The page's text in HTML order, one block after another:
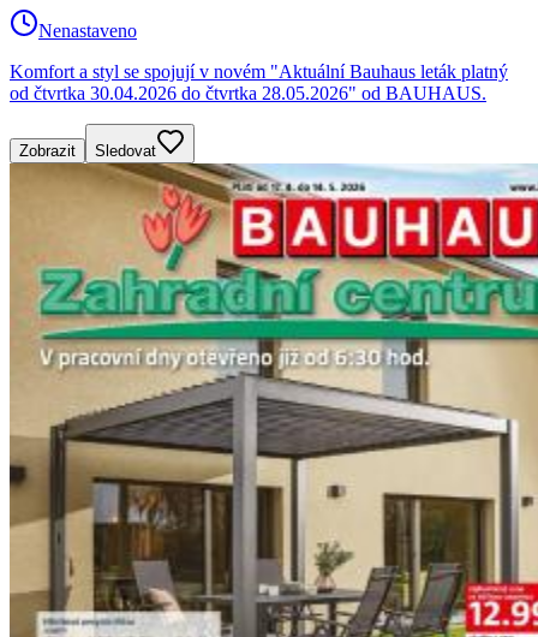
Nenastaveno
Komfort a styl se spojují v novém "Aktuální Bauhaus leták platný
od čtvrtka 30.04.2026 do čtvrtka 28.05.2026" od BAUHAUS.
Zobrazit Sledovat